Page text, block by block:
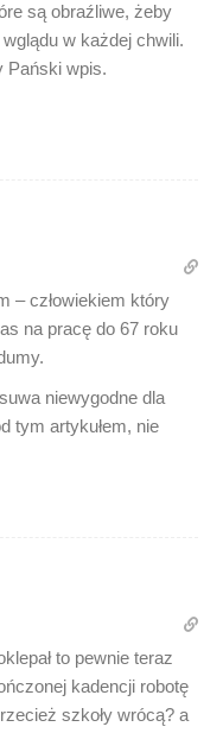
są obraźliwe, żeby
w każdej chwili.
Pański wpis.
– człowiekiem który
na pracę do 67 roku
niewygodne dla
tym artykułem, nie
to pewnie teraz
kadencji robotę
szkoły wrócą? a